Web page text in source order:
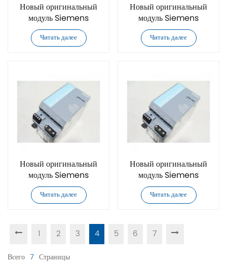
Новый оригинальный
модуль Siemens
6EP4293-8HB00-0XY0
Читать далее
Новый оригинальный
модуль Siemens
6EP3437-8SB00-2AY0
Читать далее
Новый оригинальный
модуль Siemens
6EP3334-8SB00-0AY0
Читать далее
Новый оригинальный
модуль Siemens
6EP1336-3BA10
Читать далее
1 2 3 4 5 6 7
Всего 7 Страницы